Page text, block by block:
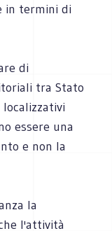
in termini di
di
tra Stato
essere una
e non la
la
l'attività